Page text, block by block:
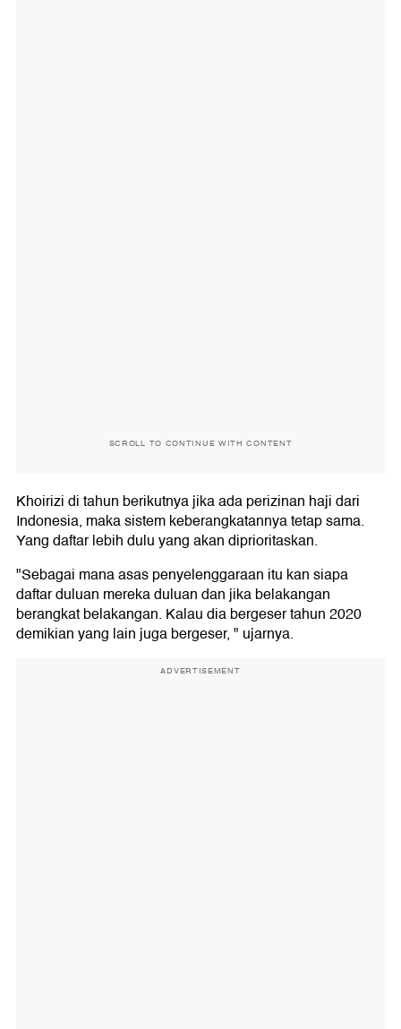
SCROLL TO CONTINUE WITH CONTENT
Khoirizi di tahun berikutnya jika ada perizinan haji dari
Indonesia, maka sistem keberangkatannya tetap sama.
Yang daftar lebih dulu yang akan diprioritaskan.
"Sebagai mana asas penyelenggaraan itu kan siapa
daftar duluan mereka duluan dan jika belakangan
berangkat belakangan. Kalau dia bergeser tahun 2020
demikian yang lain juga bergeser, " ujarnya.
ADVERTISEMENT